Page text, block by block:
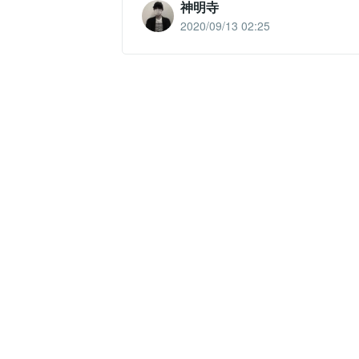
神明寺
2020/09/13 02:25